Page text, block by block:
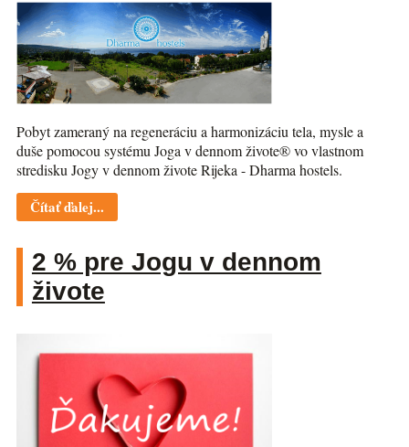
Pobyt zameraný na regeneráciu a harmonizáciu tela, mysle a
duše pomocou systému Joga v dennom živote® vo vlastnom
stredisku Jogy v dennom živote Rijeka - Dharma hostels.
Čítať ďalej...
2 % pre Jogu v dennom
živote